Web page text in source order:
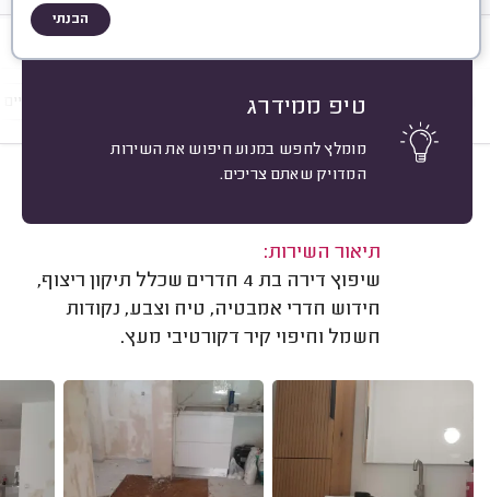
הבנתי
טיפ ממידרג
מומלץ לחפש במנוע חיפוש את השירות
המדויק שאתם צריכים.
שיפוצים כלליים ריצופים, קירות וחיפויים
סטס מדבדייב, אשדוד.
תיאור השירות:
שיפוץ דירה בת 4 חדרים שכלל תיקון ריצוף,
חידוש חדרי אמבטיה, טיח וצבע, נקודות
חשמל וחיפוי קיר דקורטיבי מעץ.